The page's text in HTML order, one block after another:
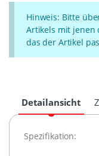
Hinweis: Bitte
Artikels mit jenen
das der Artikel
Detailansicht
Spezifikation: